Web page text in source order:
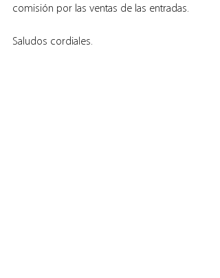
comisión por las ventas de las entradas.
Saludos cordiales.